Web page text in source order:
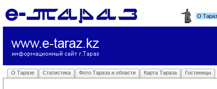
О
О Таразе Статистика Фото Тараза и области Карта Тараза Гостиницы